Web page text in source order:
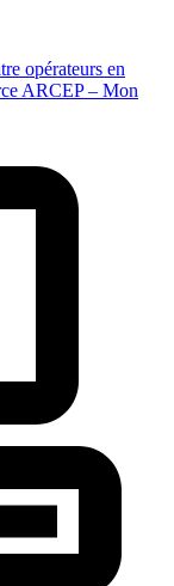
opérateurs en
ARCEP – Mon